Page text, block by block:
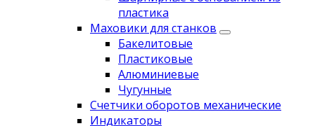
пластика
Маховики для станков
Бакелитовые
Пластиковые
Алюминиевые
Чугунные
Счетчики оборотов механические
Индикаторы